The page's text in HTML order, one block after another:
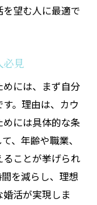
望む人に最適で
必見
には、まず自分
。理由は、カウ
には具体的な条
、年齢や職業、
ことが挙げられ
を減らし、理想
活が実現しま